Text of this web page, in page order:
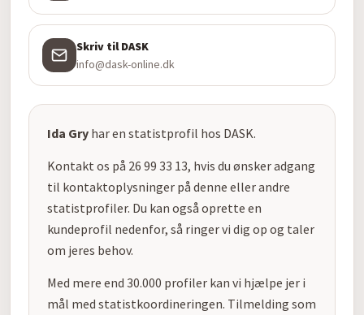
Skriv til DASK
info@dask-online.dk
Ida Gry har en statistprofil hos DASK.
Kontakt os på 26 99 33 13, hvis du ønsker adgang
til kontaktoplysninger på denne eller andre
statistprofiler. Du kan også oprette en
kundeprofil nedenfor, så ringer vi dig op og taler
om jeres behov.
Med mere end 30.000 profiler kan vi hjælpe jer i
mål med statistkoordineringen. Tilmelding som